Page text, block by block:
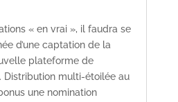
« en vrai », il faudra se
d’une captation de la
plateforme de
Distribution multi-étoilée au
une nomination